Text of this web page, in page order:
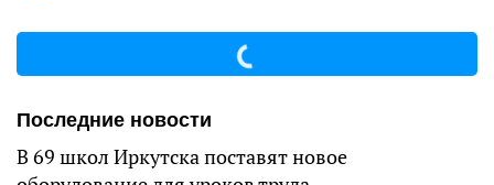
Последние новости
В 69 школ Иркутска поставят новое